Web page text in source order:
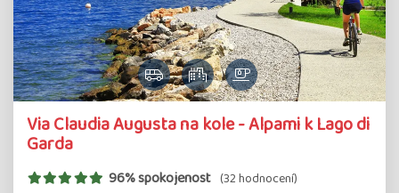
Via Claudia Augusta na kole - Alpami k Lago di
Garda
96% spokojenost (32 hodnocení)